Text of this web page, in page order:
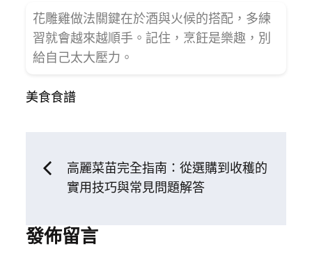
花雕雞做法關鍵在於酒與火候的搭配，多練
習就會越來越順手。記住，烹飪是樂趣，別
給自己太大壓力。
美食食譜
文
導
高麗菜苗完全指南：從選購到收穫的
實用技巧與常見問題解答
發佈留言